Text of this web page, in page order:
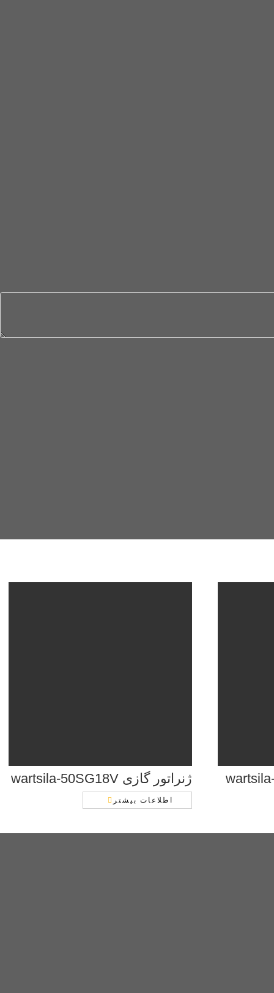
ژنراتور گازی wartsila-50SG18V
اطلاعات بیشتر